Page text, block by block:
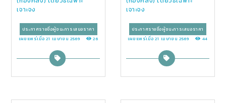
เจาะจง
ประกาศรายชื่อผู้ชนะการเสนอราคา
เผยแพร่เมื่อ 21 เมษายน 2569
26
เจาะจง
ประกาศรายชื่อผู้ชนะการเสนอราคา
เผยแพร่เมื่อ 21 เมษายน 2569
44